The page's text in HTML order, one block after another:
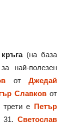
(на база
най-полезен
отДжедай
Славковот
е Петър
31. Светослав